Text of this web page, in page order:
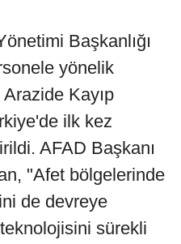
Başkanlığı
yönelik
Kayıp
ilk kez
AFAD Başkanı
"Afet bölgelerinde
de devreye
sürekli